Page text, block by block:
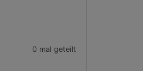
0 mal geteilt